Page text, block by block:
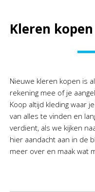
Kleren
Nieuwe kleren kopen is
rekening mee of je
Koop altijd kleding waar
van alles te vinden en
verdient, als we kijken
hier aandacht aan in de
meer over en maak wat